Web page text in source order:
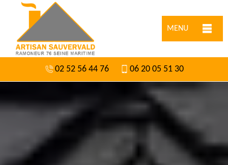
MENU
02 52 56 44 76 06 20 05 51 30